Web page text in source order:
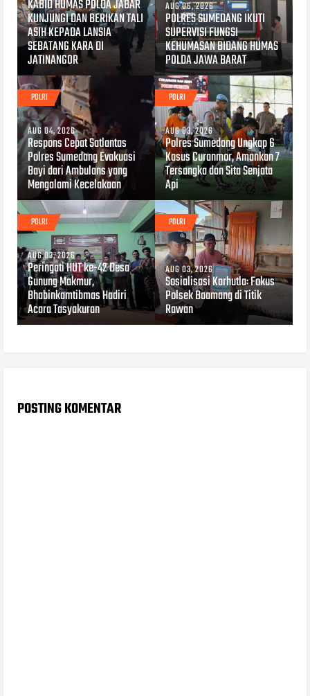
KABID HUMAS POLDA JABAR
KUNJUNGI DAN BERIKAN TALI
ASIH KEPADA LANSIA
SEBATANG KARA DI
JATINANGOR
AUG 06, 2026
POLRES SUMEDANG IKUTI
SUPERVISI FUNGSI
KEHUMASAN BIDANG HUMAS
POLDA JAWA BARAT
POLRI
AUG 04, 2026
Respons Cepat Satlantas
Polres Sumedang Evakuasi
Bayi dari Ambulans yang
Mengalami Kecelakaan
POLRI
AUG 03, 2026
Polres Sumedang Ungkap 6
Kasus Curanmor, Amankan 7
Tersangka dan Sita Senjata
Api
POLRI
AUG 03, 2026
Peringati HUT ke-42 Desa
Gunung Makmur,
Bhabinkamtibmas Hadiri
Acara Tasyakuran
POLRI
AUG 03, 2026
Sosialisasi Karhutla: Fokus
Polsek Baamang di Titik
Rawan
POSTING KOMENTAR